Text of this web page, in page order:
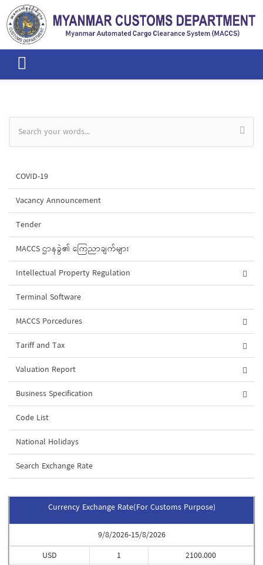
Skip to main content
Search form
COVID-19
Vacancy Announcement
Tender
MACCS ဌာနခွဲ၏ ကြေညာချက်များ
Intellectual Property Regulation
Terminal Software
MACCS Porcedures
Tariff and Tax
Valuation Report
Business Specification
Code List
National Holidays
Search Exchange Rate
Currency Exchange Rate(For Customs Purpose)
9/8/2026-15/8/2026
USD
1
2100.000